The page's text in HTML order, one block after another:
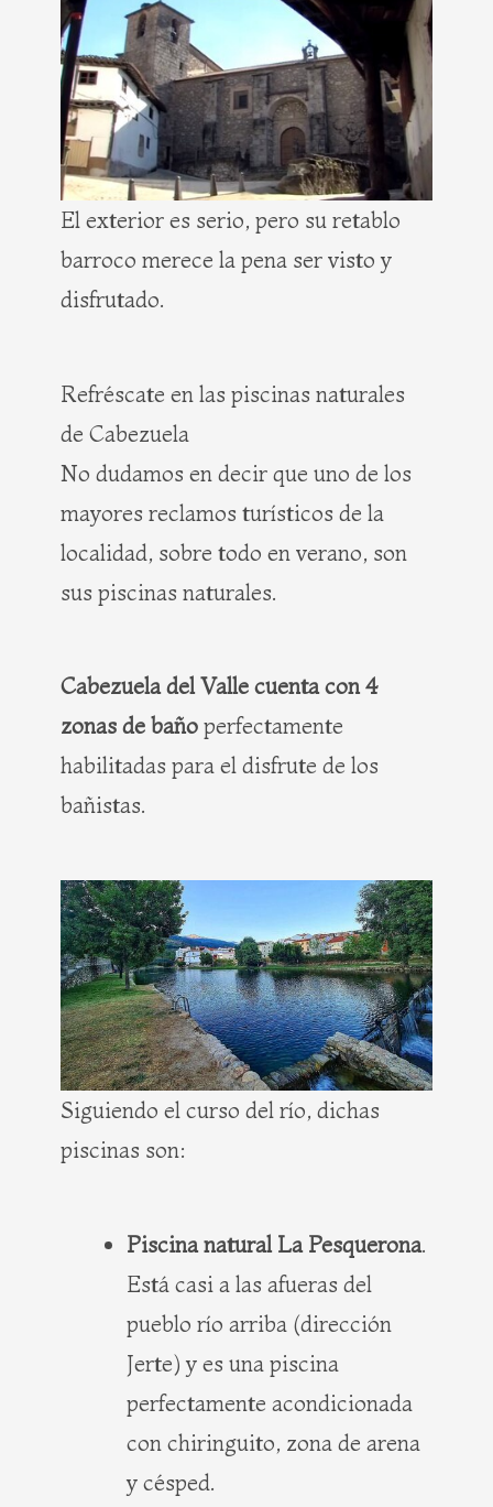
El exterior es serio, pero su retablo
barroco merece la pena ser visto y
disfrutado.
Refréscate en las piscinas naturales
de Cabezuela
No dudamos en decir que uno de los
mayores reclamos turísticos de la
localidad, sobre todo en verano, son
sus piscinas naturales.
Cabezuela del Valle cuenta con 4
zonas de baño perfectamente
habilitadas para el disfrute de los
bañistas.
Siguiendo el curso del río, dichas
piscinas son:
Piscina natural La Pesquerona.
Está casi a las afueras del
pueblo río arriba (dirección
Jerte) y es una piscina
perfectamente acondicionada
con chiringuito, zona de arena
y césped.